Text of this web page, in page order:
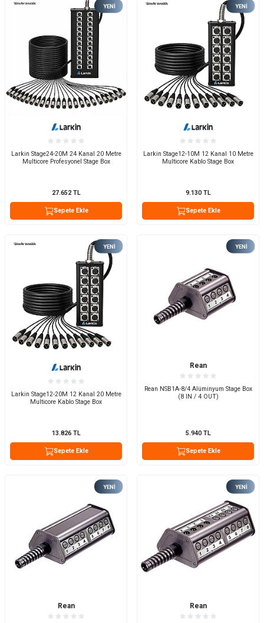
YENI
Larkin Stage24-20M 24 Kanal 20 Metre
Multicore Profesyonel Stage Box
27.652TL
Sepete Ekle
YENI
Larkin Stage12-10M 12 Kanal 10 Metre
Multicore Kablo Stage Box
9.130TL
Sepete Ekle
YENI
Larkin Stage12-20M 12 Kanal 20 Metre
Multicore Kablo Stage Box
13.826TL
Sepete Ekle
YENI
Rean
Rean NSB1A-8/4 Alüminyum Stage Box
(8 IN / 4 OUT)
5.940TL
Sepete Ekle
YENI
Rean
YENI
Rean